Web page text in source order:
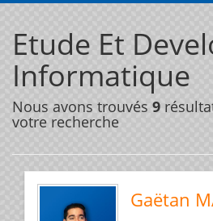
Etude Et
Informatique
Nous avons trouvés 9
votre recherche
Gaëtan